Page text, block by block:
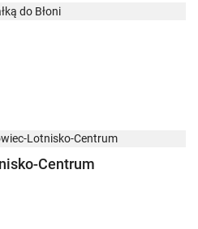
Centrum